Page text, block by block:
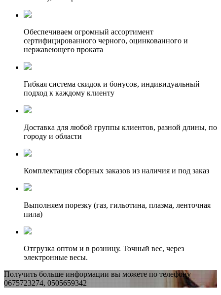
Обеспечиваем огромный ассортимент
сертифицированного черного, оцинкованного и
нержавеющего проката
Гибкая система скидок и бонусов, индивидуальный
подход к каждому клиенту
Доставка для любой группы клиентов, разной длины, по
городу и области
Комплектация сборных заказов из наличия и под заказ
Выполняем порезку (газ, гильотина, плазма, ленточная
пила)
Отгрузка оптом и в розницу. Точный вес, через
электронные весы.
Получить больше информации вы можете по телефону
0675723274, 0505659342